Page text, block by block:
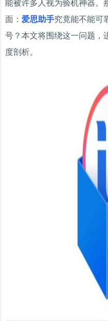
能被许多人视为验机神器。
面： 爱思助手究竟能不能可
号？本文将围绕这一问题，
度剖析。